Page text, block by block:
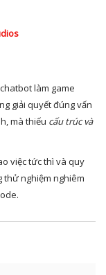
làm game
giải quyết đúng vấn
mà thiếu cấu trúc và
việc tức thì và quy
thử nghiệm nghiêm